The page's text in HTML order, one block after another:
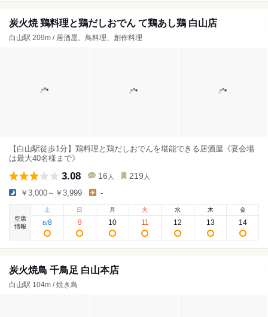
炭火焼 鶏料理と鶏だしおでん て鶏あし鶏 白山店
白山駅 209m / 居酒屋、鳥料理、創作料理
【白山駅徒歩1分】鶏料理と鶏だしおでんを堪能できる居酒屋《宴会場
は最大40名様まで》
3.08 16 人 219 人
￥3,000～￥3,999 -
空席
情報
土
8/8
日
9
月
10
火
11
水
12
木
13
金
14
炭火焼鳥 千鳥足 白山本店
白山駅 104m / 焼き鳥